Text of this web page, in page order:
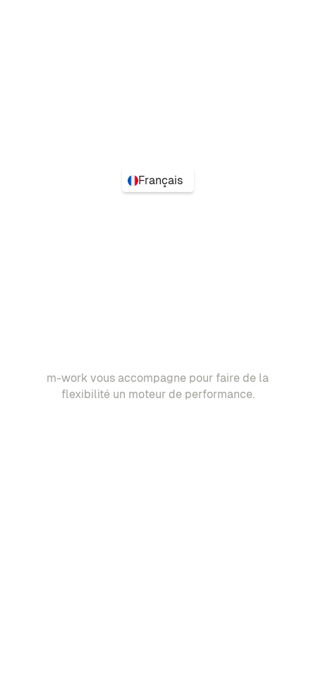
Français
m-work vous accompagne pour faire de la
flexibilité un moteur de performance.